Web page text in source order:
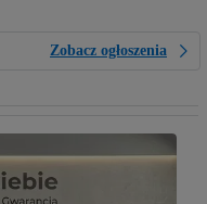
Zobacz ogłoszenia